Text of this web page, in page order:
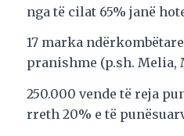
nga të cilat 65% janë
17 marka
pranishme (p.sh. Melia,
250.000 vende të reja
rreth 20% e të